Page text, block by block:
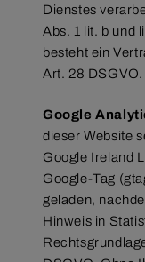
Dienstes
Abs. 1 lit. b und
besteht ein
Art. 28 DSGVO.
Google
dieser Website
Google Ireland
Google-Tag
geladen,
Hinweis in